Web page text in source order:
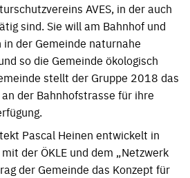
AVES, in der auch
sind. Sie will am Bahnhof und
der Gemeinde naturnahe
so die Gemeinde ökologisch
stellt der Gruppe 2018 das
der Bahnhofstrasse für ihre
Pascal Heinen entwickelt in
der ÖKLE und dem „Netzwerk
der Gemeinde das Konzept für